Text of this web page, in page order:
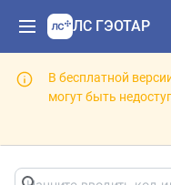
ЛС ГЭОТАР
В бесплатной
могут быть